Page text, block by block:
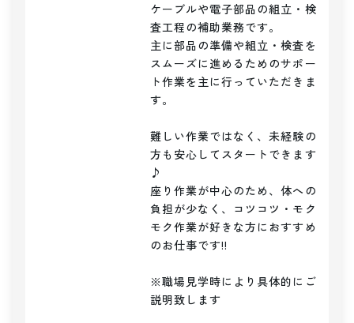
ケーブルや電子部品の組立・検
査工程の補助業務です。
主に部品の準備や組立・検査を
スムーズに進めるためのサポー
ト作業を主に行っていただきま
す。
難しい作業ではなく、未経験の
方も安心してスタートできます
♪
座り作業が中心のため、体への
負担が少なく、コツコツ・モク
モク作業が好きな方におすすめ
のお仕事です!!
※職場見学時により具体的にご
説明致します